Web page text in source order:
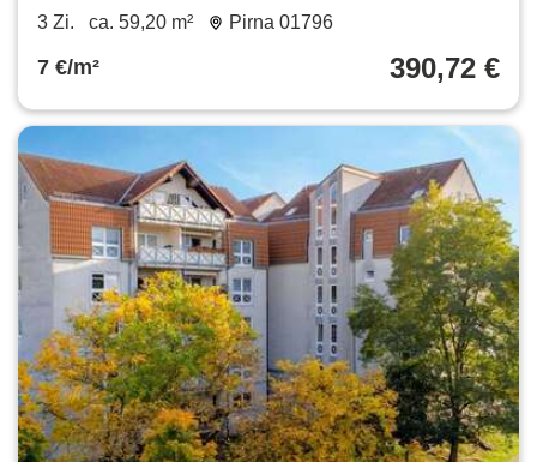
m²
3 Zi. ca. 59,20 m² Pirna 01796
7 €/m² 390,72 €